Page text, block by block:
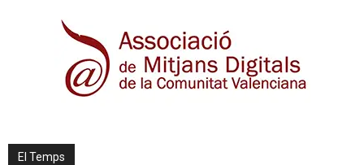
El Temps